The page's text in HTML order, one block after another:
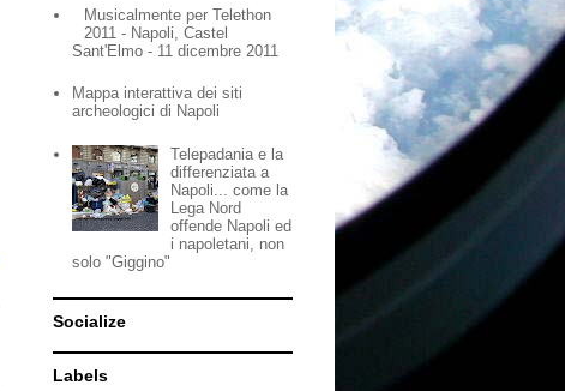
Musicalmente per Telethon
2011 - Napoli, Castel
Sant'Elmo - 11 dicembre 2011
Mappa interattiva dei siti
archeologici di Napoli
Telepadania e la
differenziata a
Napoli... come la
Lega Nord
offende Napoli ed
i napoletani, non
solo "Giggino"
Socialize
Labels